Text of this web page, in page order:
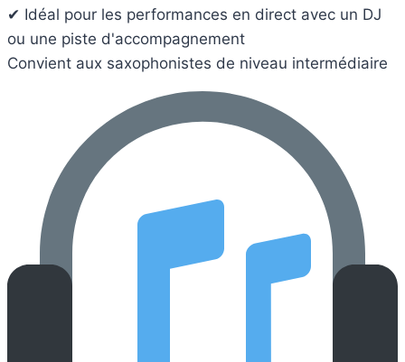
✔ Idéal pour les performances en direct avec un DJ
ou une piste d'accompagnement
Convient aux saxophonistes de niveau intermédiaire